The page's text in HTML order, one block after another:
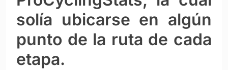
solía ubicarse en algún
punto de la ruta de cada
etapa.